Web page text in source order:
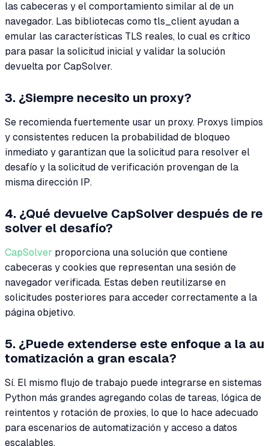
las cabeceras y el comportamiento similar al de un
navegador. Las bibliotecas como tls_client ayudan a
emular las características TLS reales, lo cual es crítico
para pasar la solicitud inicial y validar la solución
devuelta por CapSolver.
3. ¿Siempre necesito un proxy?
Se recomienda fuertemente usar un proxy. Proxys limpios
y consistentes reducen la probabilidad de bloqueo
inmediato y garantizan que la solicitud para resolver el
desafío y la solicitud de verificación provengan de la
misma dirección IP.
4. ¿Qué devuelve CapSolver después de re
solver el desafío?
CapSolver proporciona una solución que contiene
cabeceras y cookies que representan una sesión de
navegador verificada. Estas deben reutilizarse en
solicitudes posteriores para acceder correctamente a la
página objetivo.
5. ¿Puede extenderse este enfoque a la au
tomatización a gran escala?
Sí. El mismo flujo de trabajo puede integrarse en sistemas
Python más grandes agregando colas de tareas, lógica de
reintentos y rotación de proxies, lo que lo hace adecuado
para escenarios de automatización y acceso a datos
escalables.